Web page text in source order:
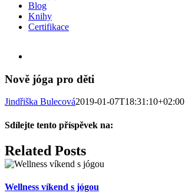
Blog
Knihy
Certifikace
Image
Nově jóga pro děti
Jindřiška Bulecová2019-01-07T18:31:10+02:00
Sdílejte tento příspěvek na:
Facebook
X
LinkedIn
WhatsApp
Pinterest
Email
Related Posts
Wellness víkend s jógou